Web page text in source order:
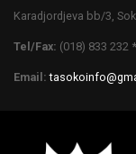
Karadjordjeva bb/3,
Tel/Fax: (018) 833 232
Email: